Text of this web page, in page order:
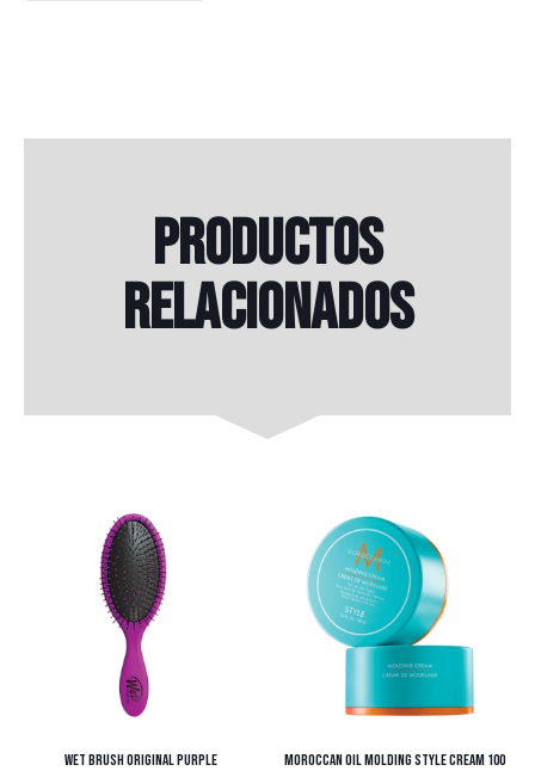
Productos
relacionados
WET BRUSH ORIGINAL PURPLE
MOROCCAN OIL MOLDING STYLE CREAM 100